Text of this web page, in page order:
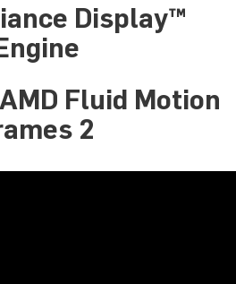
Display™
Fluid Motion
2